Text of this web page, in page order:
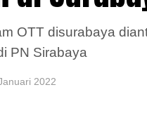
OTT disurabaya
PN Sirabaya
2022